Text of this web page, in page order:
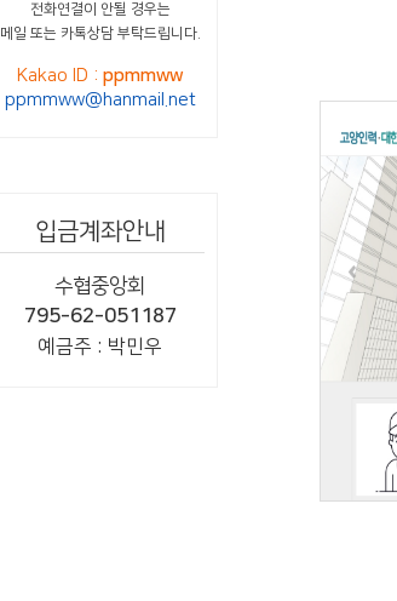
전화연결이 안될 경우는
메일 또는 카톡상담 부탁드립니다.
Kakao ID :ppmmww
ppmmww@hanmail.net
입금계좌안내
수협중앙회
795-62-051187
예금주 : 박민우